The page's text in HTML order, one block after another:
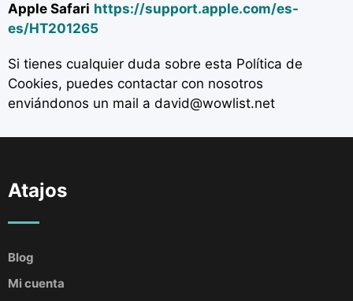
Apple Safari https://support.apple.com/es-
es/HT201265
Si tienes cualquier duda sobre esta Política de
Cookies, puedes contactar con nosotros
enviándonos un mail a david@wowlist.net
Atajos
Blog
Mi cuenta